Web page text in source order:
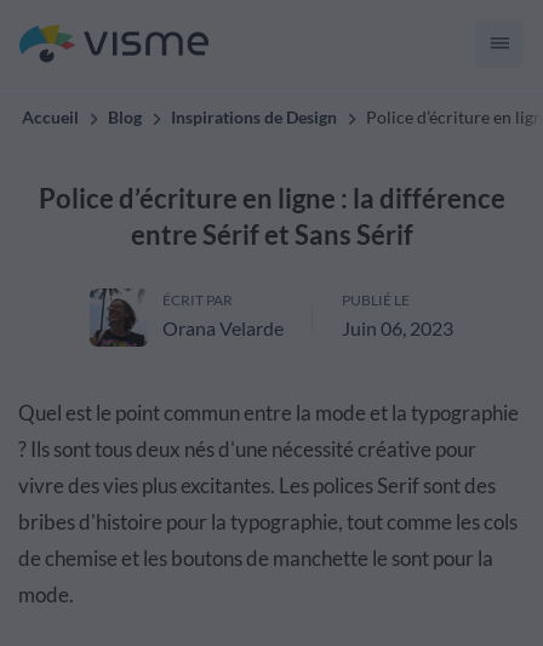
Accueil Blog Inspirations de Design Police d’écriture en
Police d’écriture en ligne : la différence
entre Sérif et Sans Sérif
ÉCRIT PAR
Orana Velarde
PUBLIÉ LE
Juin 06, 2023
Quel est le point commun entre la mode et la typographie
? Ils sont tous deux nés d'une nécessité créative pour
vivre des vies plus excitantes. Les polices Serif sont des
bribes d'histoire pour la typographie, tout comme les cols
de chemise et les boutons de manchette le sont pour la
mode.